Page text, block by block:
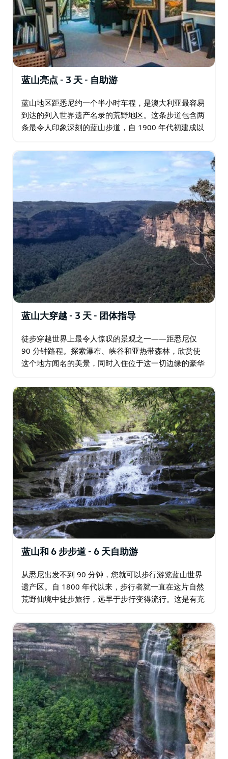
蓝山亮点 - 3 天 - 自助游
蓝山地区距悉尼约一个半小时车程，是澳大利亚最容易
到达的列入世界遗产名录的荒野地区。这条步道包含两
条最令人印象深刻的蓝山步道，自 1900 年代初建成以
巨型阶梯，近距离接触三姐妹峰…
蓝山大穿越 - 3 天 - 团体指导
徒步穿越世界上最令人惊叹的景观之一——距悉尼仅
90 分钟路程。探索瀑布、峡谷和亚热带森林，欣赏使
这个地方闻名的美景，同时入住位于这一切边缘的豪华
Echoes 餐厅和酒吧提供单点餐点服务…
蓝山和 6 步步道 - 6 天自助游
从悉尼出发不到 90 分钟，您就可以步行游览蓝山世界
遗产区。自 1800 年代以来，步行者就一直在这片自然
荒野仙境中徒步旅行，远早于步行变得流行。这是有充
100 公里长的轨道…